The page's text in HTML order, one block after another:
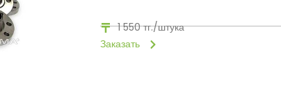
1 550 тг./штука
Заказать